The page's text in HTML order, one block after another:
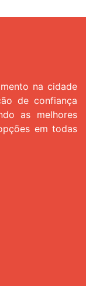
na cidade
de confiança
as melhores
em todas